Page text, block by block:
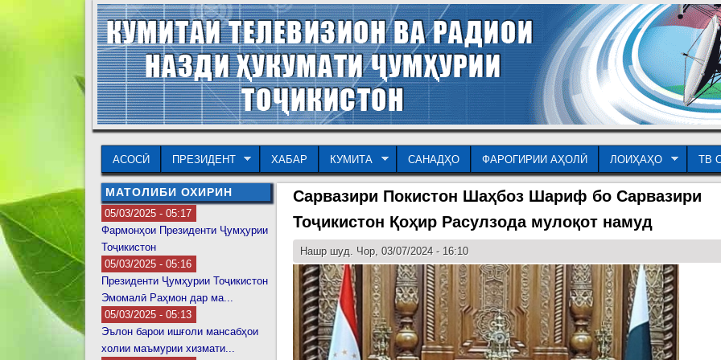
АСОСӢ ПРЕЗИДЕНТ ХАБАР КУМИТА САНАДҲО ФАРОГИРИИ АҲОЛӢ ЛОИҲАҲО ТВ
Сарвазири Покистон Шаҳбоз Шариф бо Сарвазири
Тоҷикистон Қоҳир Расулзода мулоқот намуд
Нашр шуд. Чор, 03/07/2024 - 16:10
МАТОЛИБИ ОХИРИН
05/03/2025 - 05:17
Фармонҳои Президенти Ҷумҳурии
Тоҷикистон
05/03/2025 - 05:16
Президенти Ҷумҳурии Тоҷикистон
Эмомалӣ Раҳмон дар ма...
05/03/2025 - 05:13
Эълон барои ишғоли мансабҳои
холии маъмурии хизмати...